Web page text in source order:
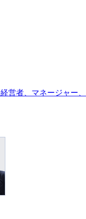
経営者、マネージャー